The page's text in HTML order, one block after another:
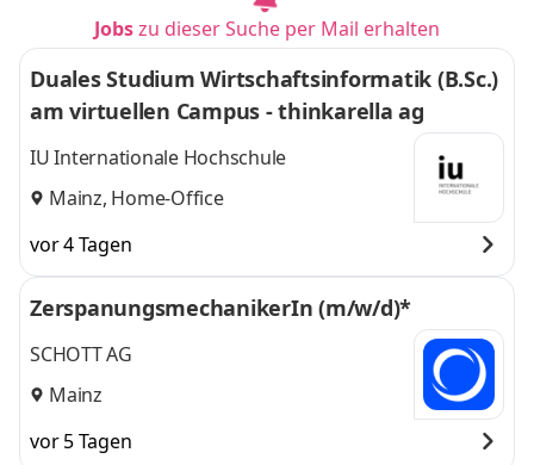
Jobszu dieser Suche per Mail erhalten
Duales Studium Wirtschaftsinformatik (B.Sc.)
am virtuellen Campus - thinkarella ag
IU Internationale Hochschule
Mainz, Home-Office
vor 4 Tagen
ZerspanungsmechanikerIn (m/w/d)*
SCHOTT AG
Mainz
vor 5 Tagen